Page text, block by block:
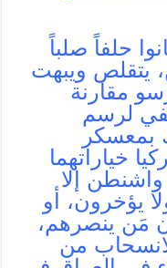
حلفاً صلباً
يتقلص ويبهت
مقارنة
لرسم
بمعسكر
خياراتهما
إلا
يؤخرون، أو
مَن ينصرهم،
من